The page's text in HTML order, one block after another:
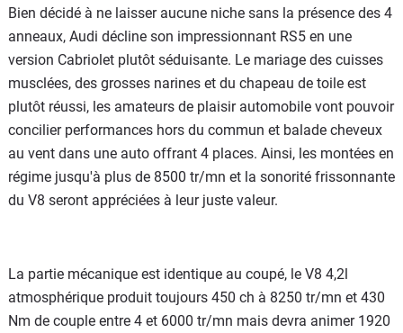
Bien décidé à ne laisser aucune niche sans la présence des 4
anneaux, Audi décline son impressionnant RS5 en une
version Cabriolet plutôt séduisante. Le mariage des cuisses
musclées, des grosses narines et du chapeau de toile est
plutôt réussi, les amateurs de plaisir automobile vont pouvoir
concilier performances hors du commun et balade cheveux
au vent dans une auto offrant 4 places. Ainsi, les montées en
régime jusqu'à plus de 8500 tr/mn et la sonorité frissonnante
du V8 seront appréciées à leur juste valeur.
La partie mécanique est identique au coupé, le V8 4,2l
atmosphérique produit toujours 450 ch à 8250 tr/mn et 430
Nm de couple entre 4 et 6000 tr/mn mais devra animer 1920